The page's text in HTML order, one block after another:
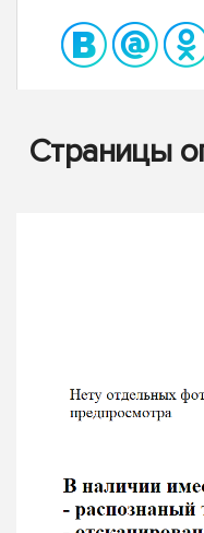
Страницы